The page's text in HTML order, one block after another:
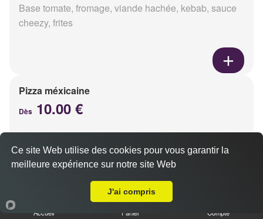
Base tomate, fromage, viande hachée, kebab, sauce
cheezy, frites
Pizza méxicaine
Dès 10.00 €
Base sauce barbecue, fromage, viande hachée,
chorizo, poivrons
Accueil Panier Compte
Ce site Web utilise des cookies pour vous garantir la
meilleure expérience sur notre site Web
J'ai compris